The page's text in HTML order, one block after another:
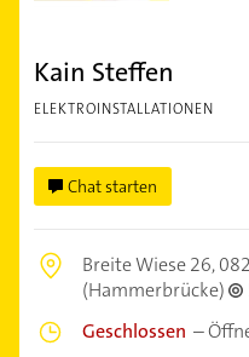
Kain Steffen
ELEKTROINSTALLATIONEN
Chat starten
Breite Wiese 26,
(Hammerbrücke)
Geschlossen –